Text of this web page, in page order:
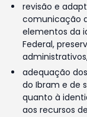
revisão e
comunicação
elementos da
Federal,
adequação
do Ibram e de
quanto à
aos recursos